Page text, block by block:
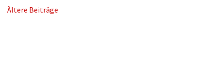
Beitragsnavigation
Ältere Beiträge